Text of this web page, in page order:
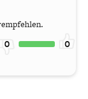
0 0